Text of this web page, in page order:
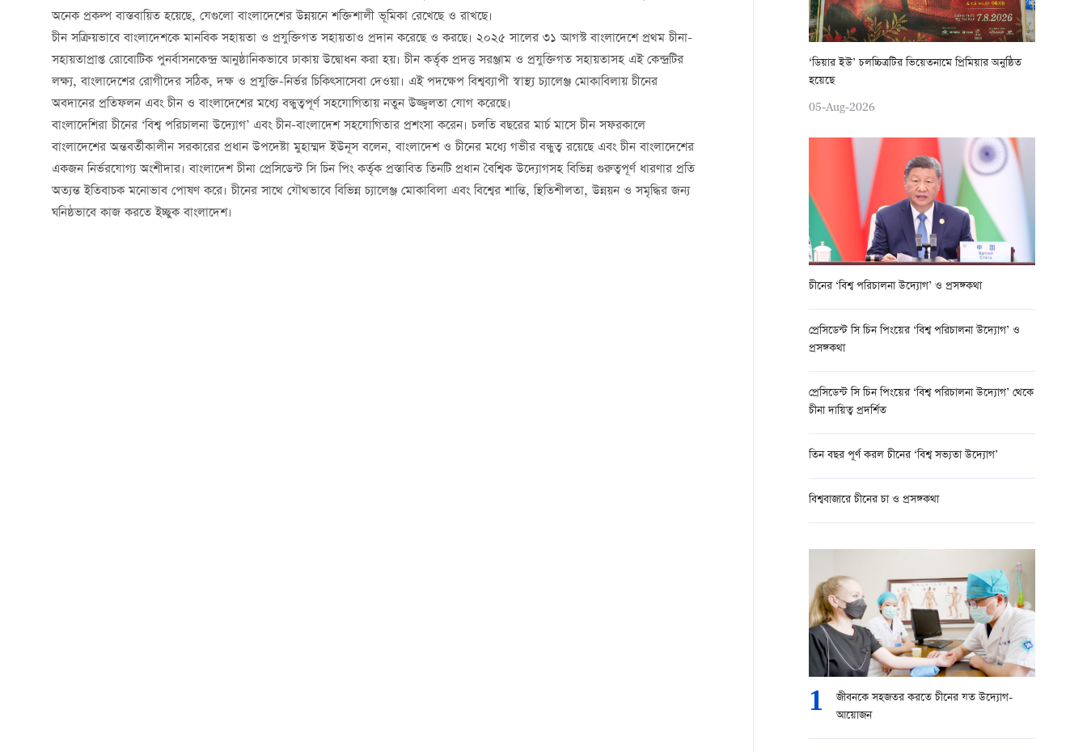
অনেক প্রকল্প বাস্তবায়িত হয়েছে, যেগুলো বাংলাদেশের উন্নয়নে শক্তিশালী ভূমিকা রেখেছে ও রাখছে।
চীন সক্রিয়ভাবে বাংলাদেশকে মানবিক সহায়তা ও প্রযুক্তিগত সহায়তাও প্রদান করেছে ও করছে। ২০২৫ সালের ৩১ আগস্ট বাংলাদেশে প্রথম চীনা-
সহায়তাপ্রাপ্ত রোবোটিক পুনর্বাসনকেন্দ্র আনুষ্ঠানিকভাবে ঢাকায় উদ্বোধন করা হয়। চীন কর্তৃক প্রদত্ত সরঞ্জাম ও প্রযুক্তিগত সহায়তাসহ এই কেন্দ্রটির
লক্ষ্য, বাংলাদেশের রোগীদের সঠিক, দক্ষ ও প্রযুক্তি-নির্ভর চিকিত্সাসেবা দেওয়া। এই পদক্ষেপ বিশ্বব্যাপী স্বাস্থ্য চ্যালেঞ্জ মোকাবিলায় চীনের
অবদানের প্রতিফলন এবং চীন ও বাংলাদেশের মধ্যে বন্ধুত্বপূর্ণ সহযোগিতায় নতুন উজ্জ্বলতা যোগ করেছে।
বাংলাদেশিরা চীনের ‘বিশ্ব পরিচালনা উদ্যোগ’ এবং চীন-বাংলাদেশ সহযোগিতার প্রশংসা করেন। চলতি বছরের মার্চ মাসে চীন সফরকালে
বাংলাদেশের অন্তবর্তীকালীন সরকারের প্রধান উপদেষ্টা মুহাম্মদ ইউনূস বলেন, বাংলাদেশ ও চীনের মধ্যে গভীর বন্ধুত্ব রয়েছে এবং চীন বাংলাদেশের
একজন নির্ভরযোগ্য অংশীদার। বাংলাদেশ চীনা প্রেসিডেন্ট সি চিন পিং কর্তৃক প্রস্তাবিত তিনটি প্রধান বৈশ্বিক উদ্যোগসহ বিভিন্ন গুরুত্বপূর্ণ ধারণার প্রতি
অত্যন্ত ইতিবাচক মনোভাব পোষণ করে। চীনের সাথে যৌথভাবে বিভিন্ন চ্যালেঞ্জ মোকাবিলা এবং বিশ্বের শান্তি, স্থিতিশীলতা, উন্নয়ন ও সমৃদ্ধির জন্য
ঘনিষ্ঠভাবে কাজ করতে ইচ্ছুক বাংলাদেশ।
‘ডিয়ার ইউ’ চলচ্চিত্রটির ভিয়েতনামে প্রিমিয়ার অনুষ্ঠিত
হয়েছে
05-Aug-2026
চীনের ‘বিশ্ব পরিচালনা উদ্যোগ’ ও প্রসঙ্গকথা
প্রেসিডেন্ট সি চিন পিংয়ের ‘বিশ্ব পরিচালনা উদ্যোগ’ ও
প্রসঙ্গকথা
প্রেসিডেন্ট সি চিন পিংয়ের ‘বিশ্ব পরিচালনা উদ্যোগ’ থেকে
চীনা দায়িত্ব প্রদর্শিত
তিন বছর পূর্ণ করল চীনের ‘বিশ্ব সভ্যতা উদ্যোগ’
বিশ্ববাজারে চীনের চা ও প্রসঙ্গকথা
1
জীবনকে সহজতর করতে চীনের যত উদ্যোগ-
আয়োজন